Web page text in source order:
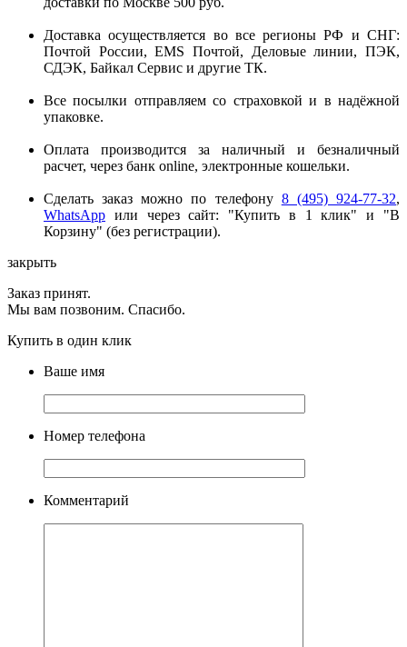
Доставка осуществляется во все регионы РФ и СНГ:
Почтой России, EMS Почтой, Деловые линии, ПЭК,
СДЭК, Байкал Сервис и другие ТК.
Все посылки отправляем со страховкой и в надёжной
упаковке.
Оплата производится за наличный и безналичный
расчет, через банк online, электронные кошельки.
Сделать заказ можно по телефону 8 (495) 924-77-32,
WhatsApp или через сайт: "Купить в 1 клик" и "В
Корзину" (без регистрации).
закрыть
Заказ принят.
Мы вам позвоним. Спасибо.
Купить в один клик
Ваше имя
Номер телефона
Комментарий